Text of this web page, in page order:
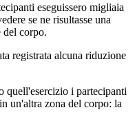
eseguissero migliaia
se ne risultasse una
del corpo.
registrata alcuna riduzione
quell'esercizio i partecipanti
un'altra zona del corpo: la